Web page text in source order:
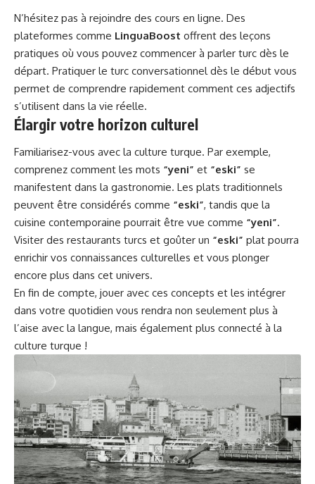
N’hésitez pas à rejoindre des cours en ligne. Des
plateformes comme LinguaBoost offrent des leçons
pratiques où vous pouvez commencer à parler turc dès le
départ. Pratiquer le turc conversationnel dès le début vous
permet de comprendre rapidement comment ces adjectifs
s’utilisent dans la vie réelle.
Élargir votre horizon culturel
Familiarisez-vous avec la culture turque. Par exemple,
comprenez comment les mots “yeni” et “eski” se
manifestent dans la gastronomie. Les plats traditionnels
peuvent être considérés comme “eski”, tandis que la
cuisine contemporaine pourrait être vue comme “yeni”.
Visiter des restaurants turcs et goûter un “eski” plat pourra
enrichir vos connaissances culturelles et vous plonger
encore plus dans cet univers.
En fin de compte, jouer avec ces concepts et les intégrer
dans votre quotidien vous rendra non seulement plus à
l’aise avec la langue, mais également plus connecté à la
culture turque !